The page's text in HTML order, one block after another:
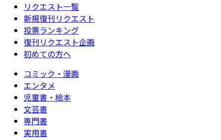
リクエスト一覧
新規復刊リクエスト
投票ランキング
復刊リクエスト企画
初めての方へ
コミック・漫画
エンタメ
児童書・絵本
文芸書
専門書
実用書